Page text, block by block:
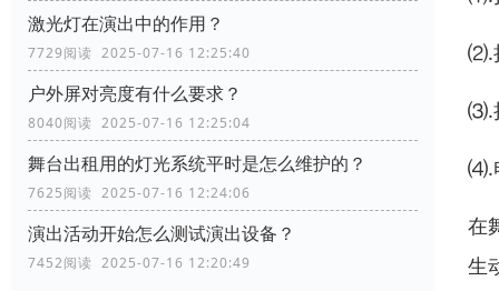
激光灯在演出中的作用？
7729阅读 2025-07-16 12:25:40
户外屏对亮度有什么要求？
8040阅读 2025-07-16 12:25:04
舞台出租用的灯光系统平时是怎么维护的？
7625阅读 2025-07-16 12:24:06
演出活动开始怎么测试演出设备？
7452阅读 2025-07-16 12:20:49
⑵.
⑶.
⑷.
在
生